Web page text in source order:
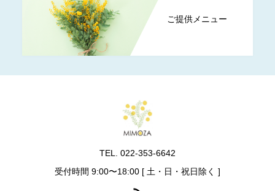
ご提供メニュー
TEL. 022-353-6642
受付時間 9:00〜18:00 [ 土・日・祝日除く ]